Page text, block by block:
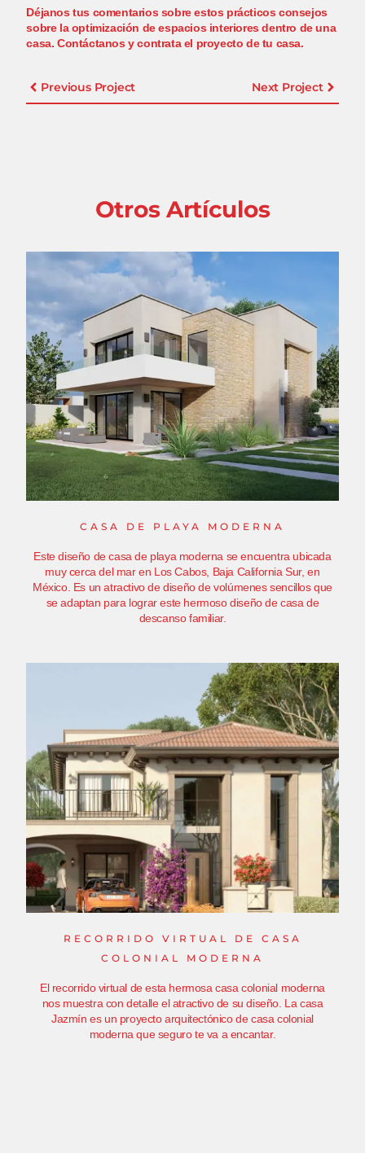
Déjanos tus comentarios sobre estos prácticos consejos
sobre la optimización de espacios interiores dentro de una
casa. Contáctanos y contrata el proyecto de tu casa.
Previous Project Next Project
Otros Artículos
CASA DE PLAYA MODERNA
Este diseño de casa de playa moderna se encuentra ubicada
muy cerca del mar en Los Cabos, Baja California Sur, en
México. Es un atractivo de diseño de volúmenes sencillos que
se adaptan para lograr este hermoso diseño de casa de
descanso familiar.
RECORRIDO VIRTUAL DE CASA
COLONIAL MODERNA
El recorrido virtual de esta hermosa casa colonial moderna
nos muestra con detalle el atractivo de su diseño. La casa
Jazmín es un proyecto arquitectónico de casa colonial
moderna que seguro te va a encantar.